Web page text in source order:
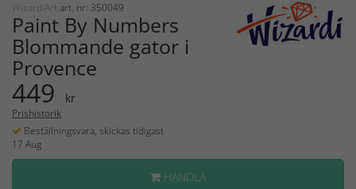
WizardiArt art. nr: 350049
Paint By Numbers
Blommande gator i
Provence
449 kr
Prishistorik
Beställningsvara, skickas tidigast
17 Aug
HANDLA